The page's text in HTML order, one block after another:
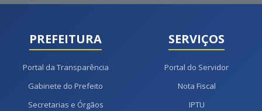
PREFEITURA
Portal da Transparência
Gabinete do Prefeito
Secretarias e Órgãos
SERVIÇOS
Portal do Servidor
Nota Fiscal
IPTU